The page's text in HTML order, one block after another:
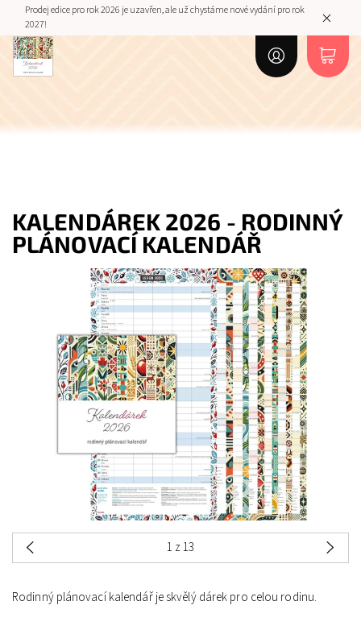
Prodej edice pro rok 2026 je uzavřen, ale už chystáme nové vydání pro rok
2027!
KALENDÁREK 2026 - RODINNÝ
PLÁNOVACÍ KALENDÁŘ
Rodinný plánovací kalendář je skvělý dárek pro celou rodinu.
1 z 13